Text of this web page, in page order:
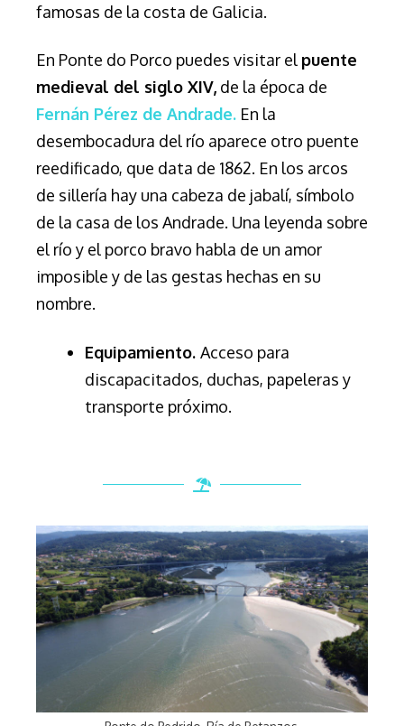
famosas de la costa de Galicia.
En Ponte do Porco puedes visitar el puente
medieval del siglo XIV, de la época de
Fernán Pérez de Andrade. En la
desembocadura del río aparece otro puente
reedificado, que data de 1862. En los arcos
de sillería hay una cabeza de jabalí, símbolo
de la casa de los Andrade. Una leyenda sobre
el río y el porco bravo habla de un amor
imposible y de las gestas hechas en su
nombre.
Equipamiento. Acceso para
discapacitados, duchas, papeleras y
transporte próximo.